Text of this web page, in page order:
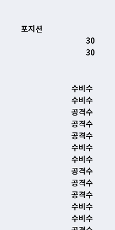
포지션
30
30
수비수
수비수
공격수
공격수
공격수
수비수
수비수
공격수
공격수
공격수
수비수
수비수